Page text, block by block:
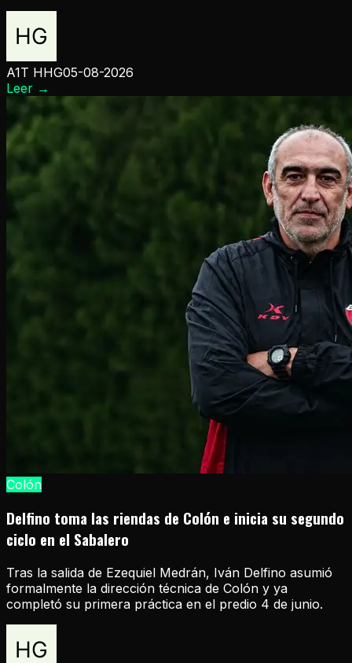
A1T HHG05-08-2026
Leer →
Colón
Delfino toma las riendas de Colón e inicia su segundo
ciclo en el Sabalero
Tras la salida de Ezequiel Medrán, Iván Delfino asumió
formalmente la dirección técnica de Colón y ya
completó su primera práctica en el predio 4 de junio.